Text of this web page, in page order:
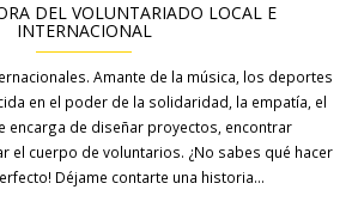
DEL VOLUNTARIADO LOCAL E
INTERNACIONAL
Amante de la música, los deportes
en el poder de la solidaridad, la empatía, el
encarga de diseñar proyectos, encontrar
el cuerpo de voluntarios. ¿No sabes qué hacer
Déjame contarte una historia…